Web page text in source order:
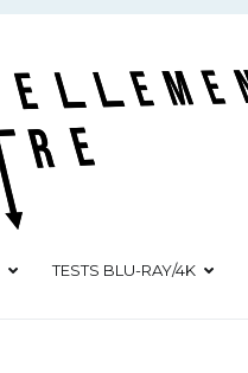
Culturellement Vôtre
TESTS BLU-RAY/4K